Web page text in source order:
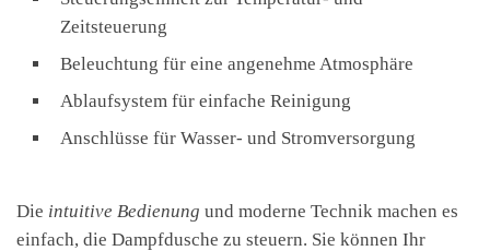
Zeitsteuerung
Beleuchtung für eine angenehme Atmosphäre
Ablaufsystem für einfache Reinigung
Anschlüsse für Wasser- und Stromversorgung
Die intuitive Bedienung und moderne Technik machen es
einfach, die Dampfdusche zu steuern. Sie können Ihr